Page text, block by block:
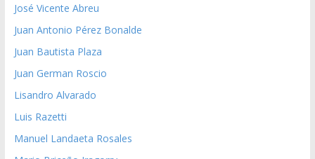
José Vicente Abreu
Juan Antonio Pérez Bonalde
Juan Bautista Plaza
Juan German Roscio
Lisandro Alvarado
Luis Razetti
Manuel Landaeta Rosales